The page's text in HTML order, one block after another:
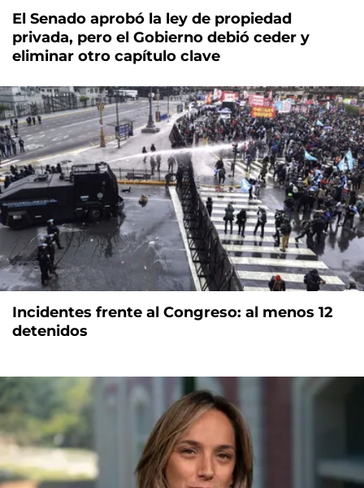
El Senado aprobó la ley de propiedad
privada, pero el Gobierno debió ceder y
eliminar otro capítulo clave
Incidentes frente al Congreso: al menos 12
detenidos